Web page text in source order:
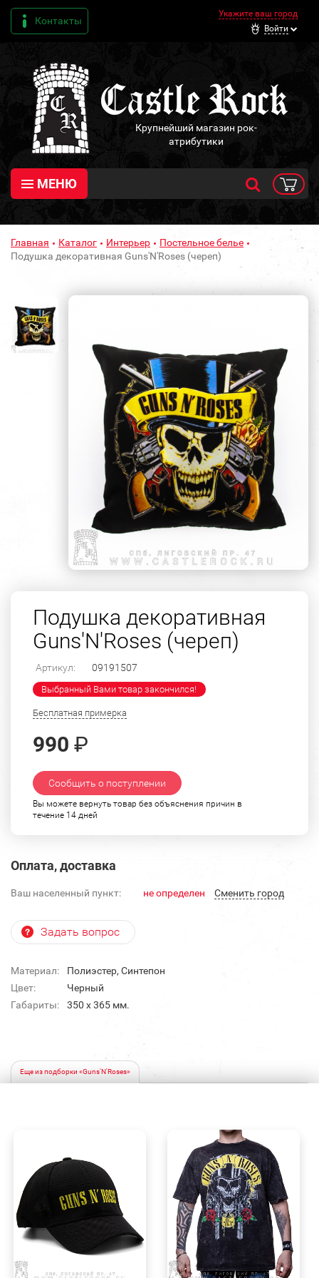
Контакты
Укажите ваш город
Войти
Крупнейший магазин рок-
атрибутики
МЕНЮ
Главная Каталог Интерьер
Постельное белье
Подушка декоративная Guns'N'Roses (череп)
Подушка декоративная
Guns'N'Roses (череп)
Артикул: 09191507
Выбранный Вами товар закончился!
Бесплатная примерка
990 ₽
Сообщить о поступлении
Вы можете вернуть товар без объяснения причин в
течение 14 дней
Оплата, доставка
Ваш населенный пункт: не определен Cменить город
Задать вопрос
Материал:
Полиэстер, Синтепон
Цвет:
Черный
Габариты:
350 х 365 мм.
Еще из подборки «Guns'N'Roses»